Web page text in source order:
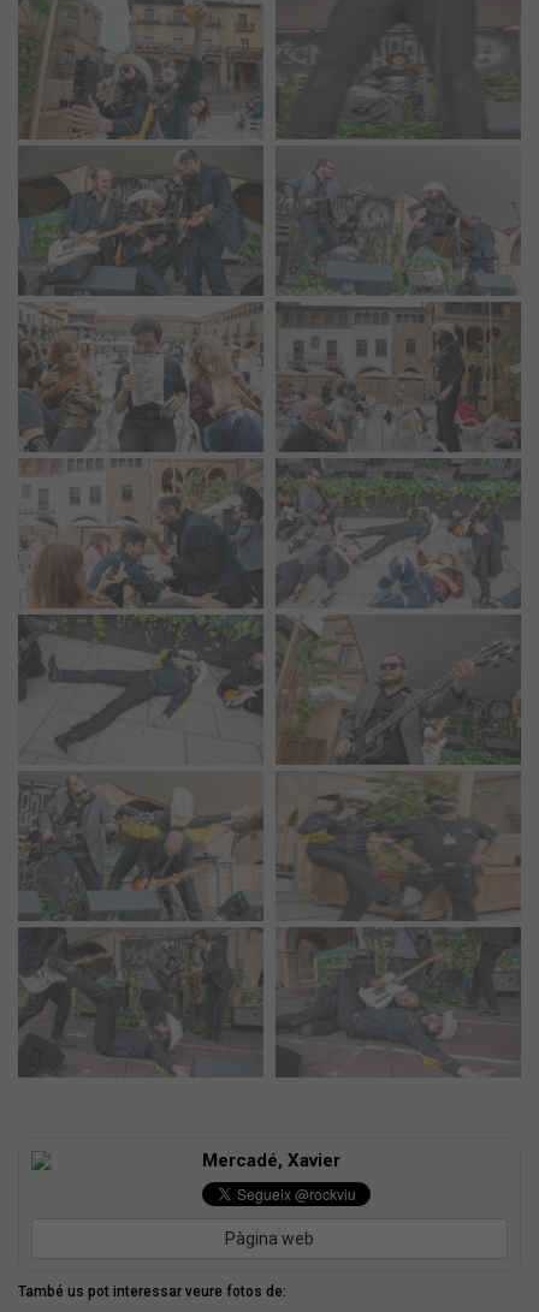
Mercadé, Xavier
Pàgina web
També us pot interessar veure fotos de: